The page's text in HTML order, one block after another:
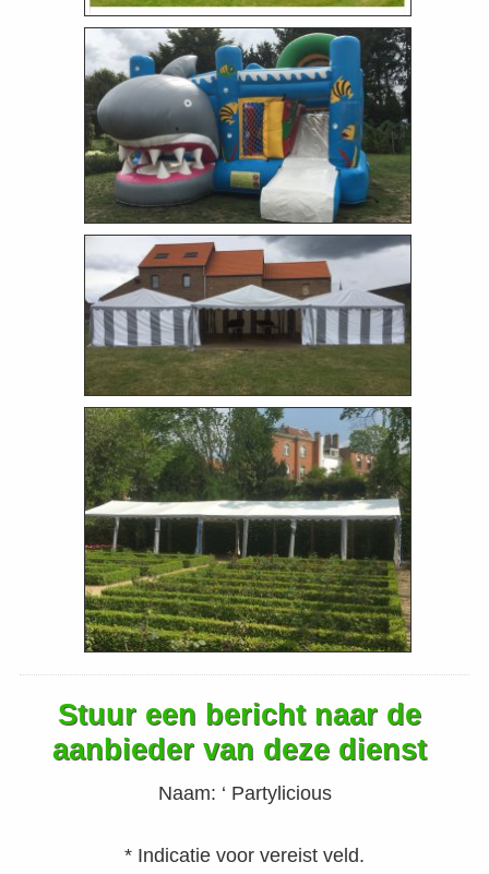
Stuur een bericht naar de
aanbieder van deze dienst
Naam: ‘ Partylicious
* Indicatie voor vereist veld.